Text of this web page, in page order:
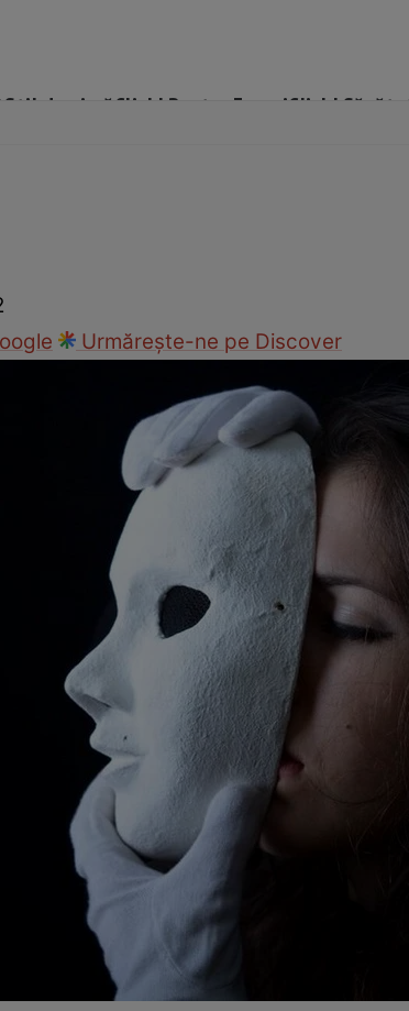
Stil de viațăClick! Pentru FemeiClick!
Urmărește-ne pe Discover